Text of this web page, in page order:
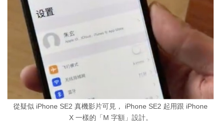
從疑似 iPhone SE2 真機影片可見， iPhone SE2 起用跟 iPhone
X 一樣的「M 字額」設計。